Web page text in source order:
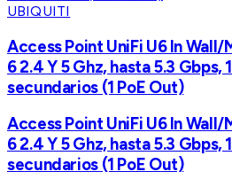
UBIQUITI
Access Point UniFi U6 In
6 2.4 Y 5 Ghz, hasta 5.3 Gbps,
secundarios (1 PoE Out)
Access Point UniFi U6 In
6 2.4 Y 5 Ghz, hasta 5.3 Gbps,
secundarios (1 PoE Out)